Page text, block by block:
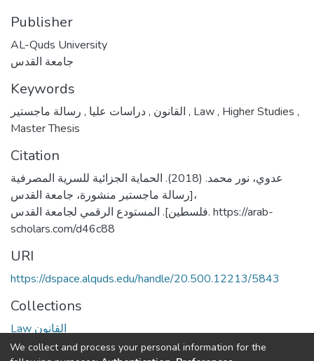
Publisher
AL-Quds University
جامعة القدس
Keywords
القانون ,دراسات عليا , , Law, Higher Studies ,
Master Thesis
Citation
عدوي، نور محمد. (2018). الحماية الجزائية للسرية المصرفية
[رسالة ماجستير منشورة، جامعة القدس،
فلسطين]. المستودع الرقمي لجامعة القدس. https://arab-
scholars.com/d46c88
URI
https://dspace.alquds.edu/handle/20.500.12213/5843
Collections
Law القانون
We collect and process your personal information for the